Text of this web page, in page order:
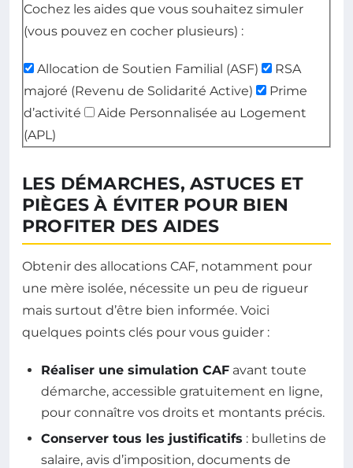
Cochez les aides que vous souhaitez simuler
(vous pouvez en cocher plusieurs) :
Allocation de Soutien Familial (ASF)
RSA
majoré (Revenu de Solidarité Active)
Prime
d’activité
Aide Personnalisée au Logement
(APL)
LES DÉMARCHES, ASTUCES ET
PIÈGES À ÉVITER POUR BIEN
PROFITER DES AIDES
Obtenir des allocations CAF, notamment pour
une mère isolée, nécessite un peu de rigueur
mais surtout d’être bien informée. Voici
quelques points clés pour vous guider :
Réaliser une simulation CAF avant toute
démarche, accessible gratuitement en ligne,
pour connaître vos droits et montants précis.
Conserver tous les justificatifs : bulletins de
salaire, avis d’imposition, documents de